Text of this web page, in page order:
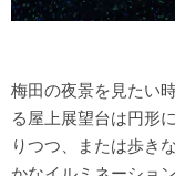
梅田の夜景を見たい
る屋上展望台は円形
りつつ、または歩き